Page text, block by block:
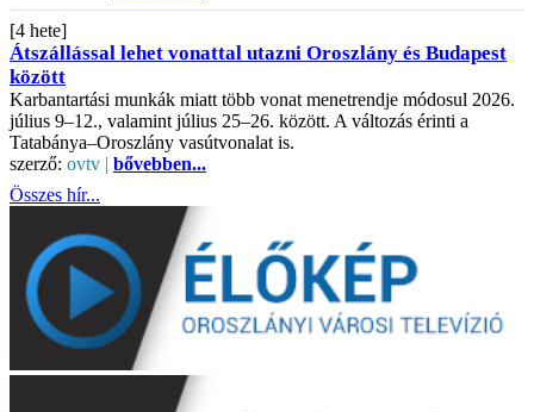
[4 hete]
Átszállással lehet vonattal utazni Oroszlány és Budapest
között
Karbantartási munkák miatt több vonat menetrendje módosul 2026.
július 9–12., valamint július 25–26. között. A változás érinti a
Tatabánya–Oroszlány vasútvonalat is.
szerző: ovtv | bővebben...
Összes hír...